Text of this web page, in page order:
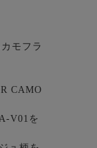
モフラ
CAMO
V01を